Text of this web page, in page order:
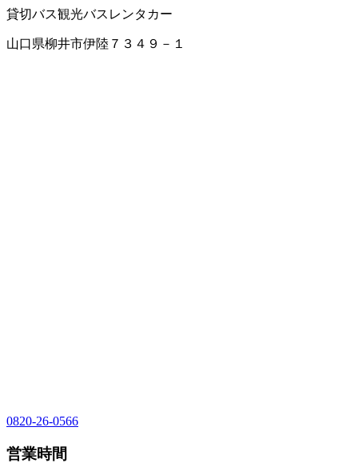
貸切バス観光バス レンタカー
山口県柳井市伊陸７３４９－１
0820-26-0566
営業時間